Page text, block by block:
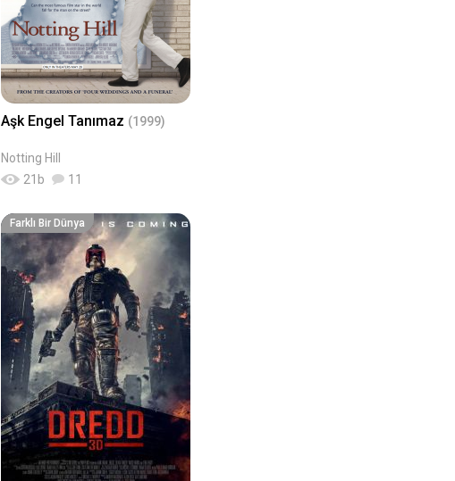
Aşk Engel Tanımaz (1999)
Notting Hill
21 b 11
Farklı Bir Dünya